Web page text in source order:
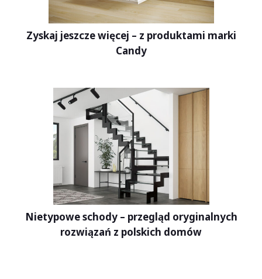
Zyskaj jeszcze więcej – z produktami marki
Candy
Nietypowe schody – przegląd oryginalnych
rozwiązań z polskich domów